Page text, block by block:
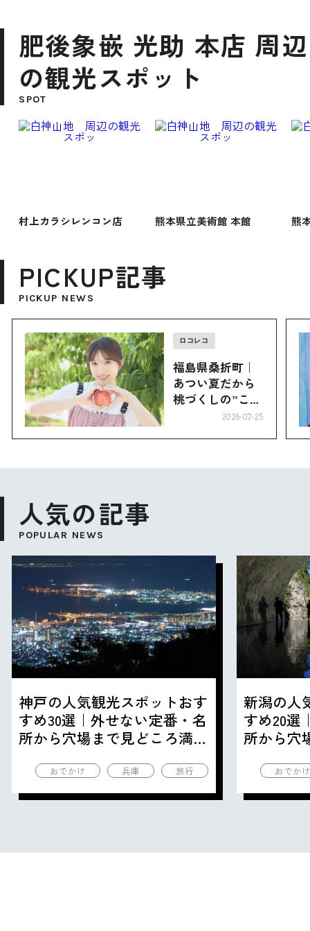
肥後象嵌 光助 本店 周辺
の観光スポット
SPOT
村上カラシレンコン店 熊本県立美術館 本館 熊
PICKUP記事
PICKUP NEWS
ロコレコ
福島県桑折町｜
あつい夏だから
桃づくしの”こお
2026-07-25
人気の記事
POPULAR NEWS
神戸の人気観光スポットおす
すめ30選｜外せない定番・名
所から穴場まで見どころ満載
おでかけ 兵庫 旅行
新潟の人
すめ20選
所から穴
おでか